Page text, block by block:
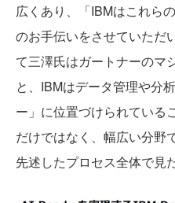
広くあり、「IBMはこれら
のお手伝いをさせていただ
て三澤氏はガートナーのマ
と、IBMはデータ管理や分
ー」に位置づけられている
だけではなく、幅広い分野
先述したプロセス全体で見